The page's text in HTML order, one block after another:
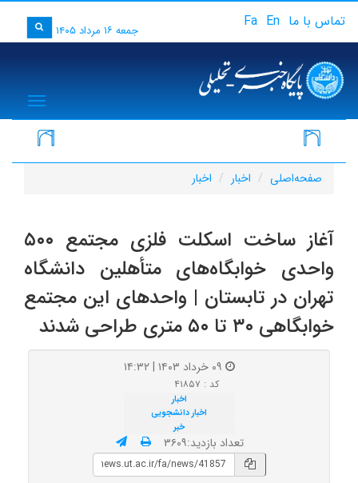
جمعه ۱۶ مرداد ۱۴۰۵ تماس با ما En
Fa
صفحه‌اصلی اخبار اخبار
آغاز ساخت اسکلت فلزی مجتمع ۵۰۰
واحدی خوابگاه‌های متأهلین دانشگاه
تهران در تابستان | واحدهای این مجتمع
خوابگاهی ۳۰ تا ۵۰ متری طراحی شدند
کد : ۴۱۸۵۷
اخبار
اخبار دانشجویی
خبر
تعداد بازدید:۳۶۰۹